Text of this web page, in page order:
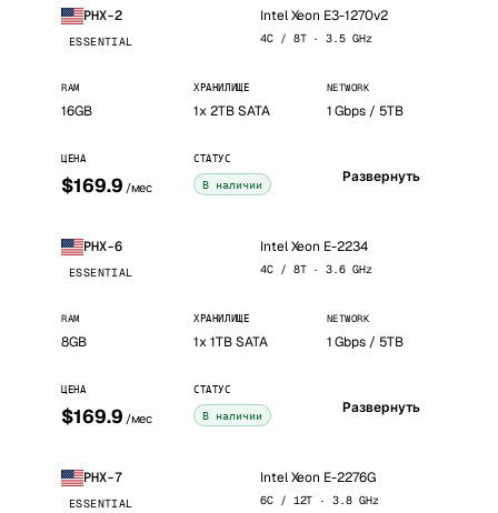
PHX-2
ESSENTIAL
Intel Xeon E3-1270v2
4C / 8T · 3.5 GHz
RAM
16GB
ХРАНИЛИЩЕ
1x 2TB SATA
NETWORK
1 Gbps / 5TB
ЦЕНА
$169.9 /мес
СТАТУС
В наличии Развернуть
PHX-6
ESSENTIAL
Intel Xeon E-2234
4C / 8T · 3.6 GHz
RAM
8GB
ХРАНИЛИЩЕ
1x 1TB SATA
NETWORK
1 Gbps / 5TB
ЦЕНА
$169.9 /мес
СТАТУС
В наличии Развернуть
PHX-7
ESSENTIAL
Intel Xeon E-2276G
6C / 12T · 3.8 GHz